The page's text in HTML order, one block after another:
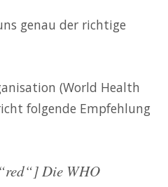
genau der richtige
(World Health
folgende Empfehlung
Die WHO